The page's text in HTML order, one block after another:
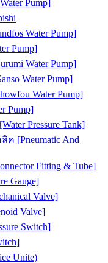
Pump]
Water Pump]
Pump]
Water Pump]
Water Pump]
Water Pump]
Pump]
Pressure Tank]
[Pneumatic And
Fitting & Tube]
Gauge]
Valve]
Valve]
Switch]
Unite)